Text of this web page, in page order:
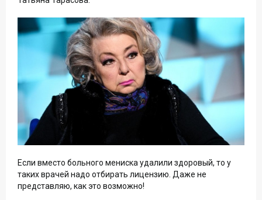
Если вместо больного мениска удалили здоровый, то у
таких врачей надо отбирать лицензию. Даже не
представляю, как это возможно!